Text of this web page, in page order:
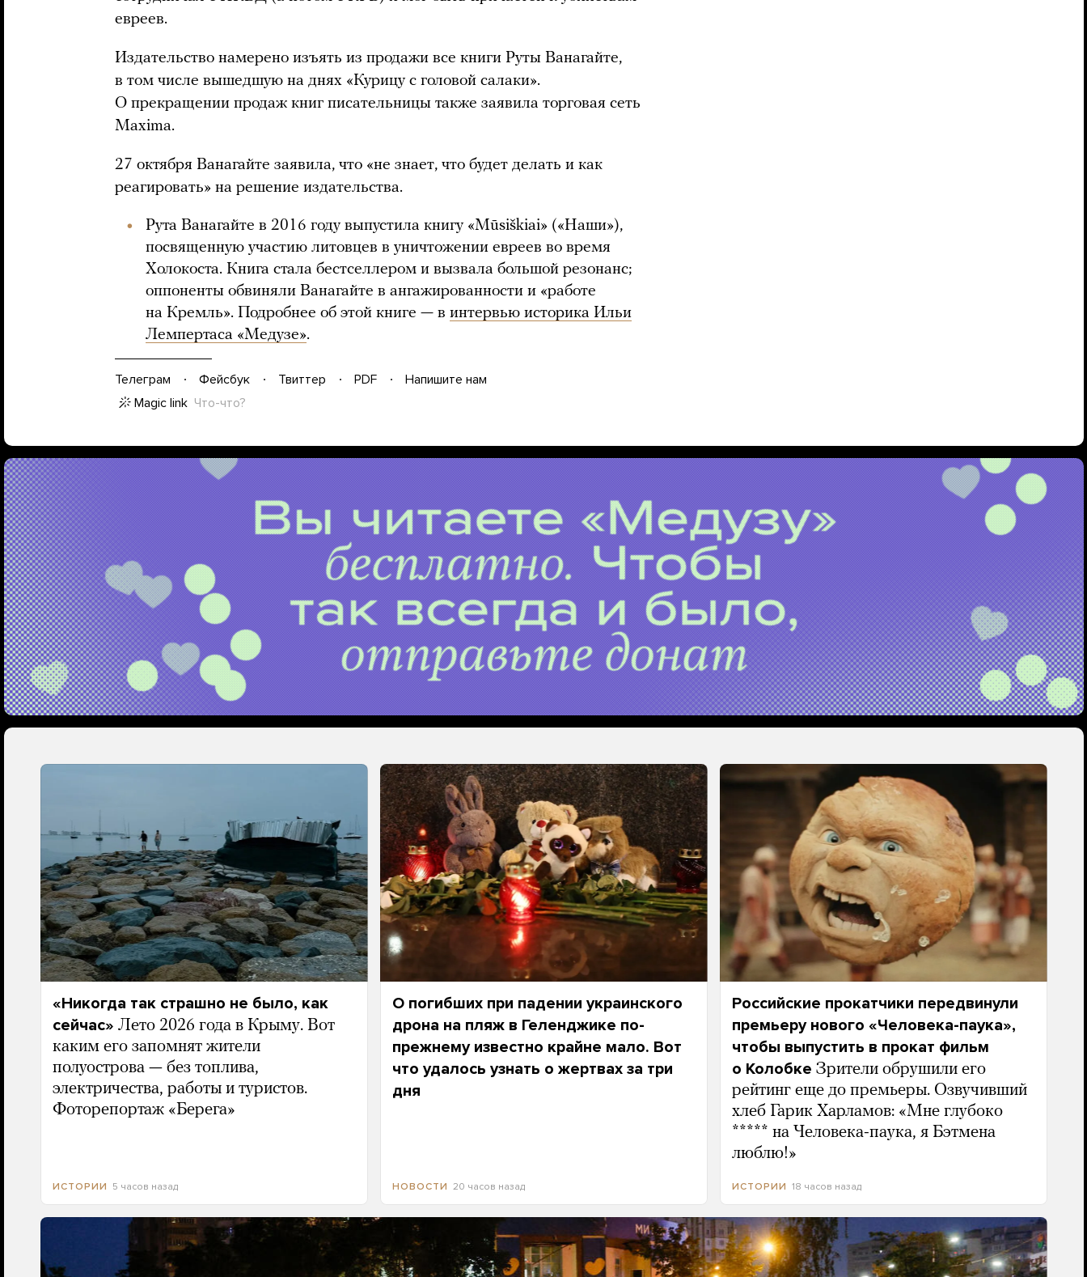
евреев.
Издательство намерено изъять из продажи все книги Руты Ванагайте,
в том числе вышедшую на днях «Курицу с головой салаки».
О прекращении продаж книг писательницы также заявила торговая сеть
Maxima.
27 октября Ванагайте заявила, что «не знает, что будет делать и как
реагировать» на решение издательства.
Рута Ванагайте в 2016 году выпустила книгу «Mūsiškiai» («Наши»),
посвященную участию литовцев в уничтожении евреев во время
Холокоста. Книга стала бестселлером и вызвала большой резонанс;
оппоненты обвиняли Ванагайте в ангажированности и «работе
на Кремль». Подробнее об этой книге — в интервью историка Ильи
Лемпертаса «Медузе».
Телеграм Фейсбук Твиттер PDF
Напишите нам
Magic link Что-что?
«Никогда так страшно не было, как
сейчас» Лето 2026 года в Крыму. Вот
каким его запомнят жители
полуострова — без топлива,
электричества, работы и туристов.
Фоторепортаж «Берега»
ИСТОРИИ 5 часов назад
О погибших при падении украинского
дрона на пляж в Геленджике по-
прежнему известно крайне мало. Вот
что удалось узнать о жертвах за три
дня
НОВОСТИ 20 часов назад
Российские прокатчики передвинули
премьеру нового «Человека-паука»,
чтобы выпустить в прокат фильм
о Колобке Зрители обрушили его
рейтинг еще до премьеры. Озвучивший
хлеб Гарик Харламов: «Мне глубоко
***** на Человека-паука, я Бэтмена
люблю!»
ИСТОРИИ 18 часов назад